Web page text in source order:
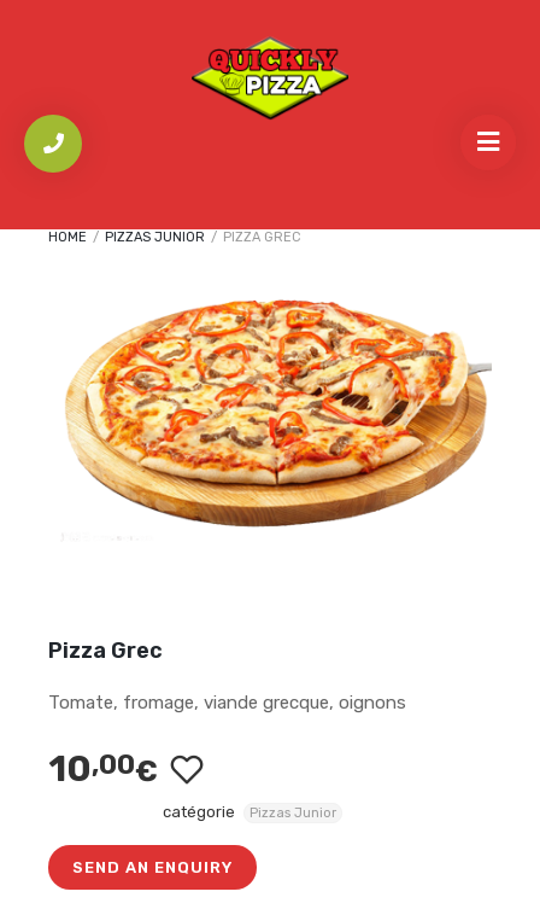
HOME / PIZZAS JUNIOR / PIZZA GREC
Pizza Grec
Tomate, fromage, viande grecque, oignons
10,00€
catégorie Pizzas Junior
SEND AN ENQUIRY